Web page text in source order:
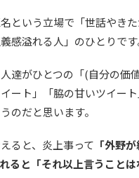
という立場で「世話やき
感溢れる人」のひとりです
達がひとつの「(自分の価
ート」「脇の甘いツイート
のだと思います。
ると、炎上事って 「外野
ると「それ以上言うことは